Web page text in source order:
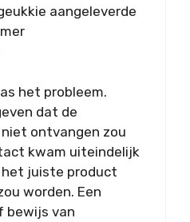
aangeleverde
het probleem.
dat de
ontvangen zou
kwam uiteindelijk
juiste product
worden. Een
bewijs van